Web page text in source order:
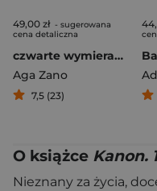
49,00 zł - sugerowana
cena detaliczna
czwarte wymieranie
Aga Zano
7,5 (23)
O książce Kanon.
Nieznany za życia,